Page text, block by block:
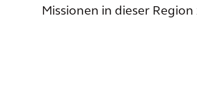
Missionen in dieser